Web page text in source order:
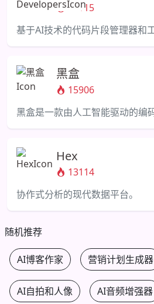
16115
黑盒
15906
Hex
13114
协作式分析的现代数据平台。
随机推荐
AI博客作家 营销计划生成器
AI自拍和人像 AI音频增强器